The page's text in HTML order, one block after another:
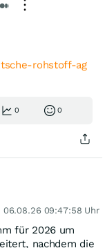
rohstoff-ag
0 0
06.08.26 09:47:58 Uhr
für 2026 um
nachdem die